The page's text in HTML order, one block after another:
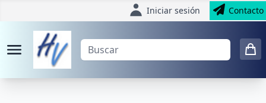
Iniciar sesión Contacto